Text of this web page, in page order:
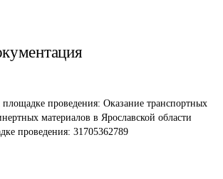
площадке проведения: Оказание транспортных
материалов в Ярославской области
проведения: 31705362789